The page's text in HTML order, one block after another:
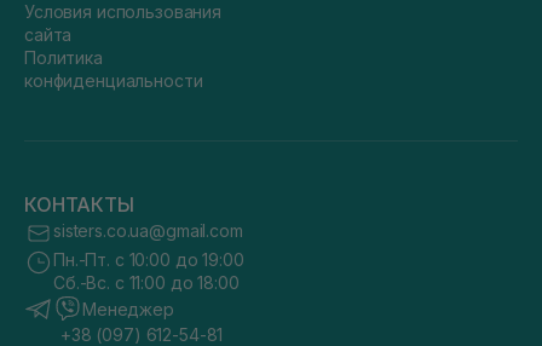
Условия использования
сайта
Политика
конфиденциальности
КОНТАКТЫ
sisters.co.ua@gmail.com
Пн.-Пт. с 10:00 до 19:00
Сб.-Вс. с 11:00 до 18:00
Менеджер
+38 (097) 612-54-81